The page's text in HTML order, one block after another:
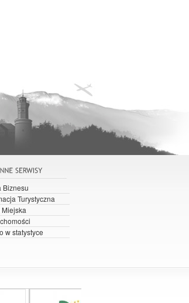
Biznesu
Turystyczna
w statystyce